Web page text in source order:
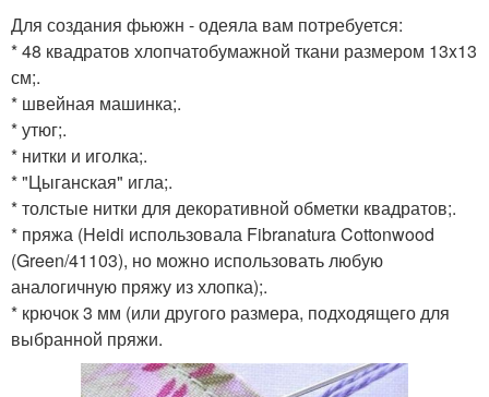
Для создания фьюжн - одеяла вам потребуется:
* 48 квадратов хлопчатобумажной ткани размером 13x13
см;.
* швейная машинка;.
* утюг;.
* нитки и иголка;.
* "Цыганская" игла;.
* толстые нитки для декоративной обметки квадратов;.
* пряжа (Heidi использовала Fibranatura Cottonwood
(Green/41103), но можно использовать любую
аналогичную пряжу из хлопка);.
* крючок 3 мм (или другого размера, подходящего для
выбранной пряжи.